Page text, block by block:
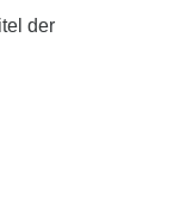
der